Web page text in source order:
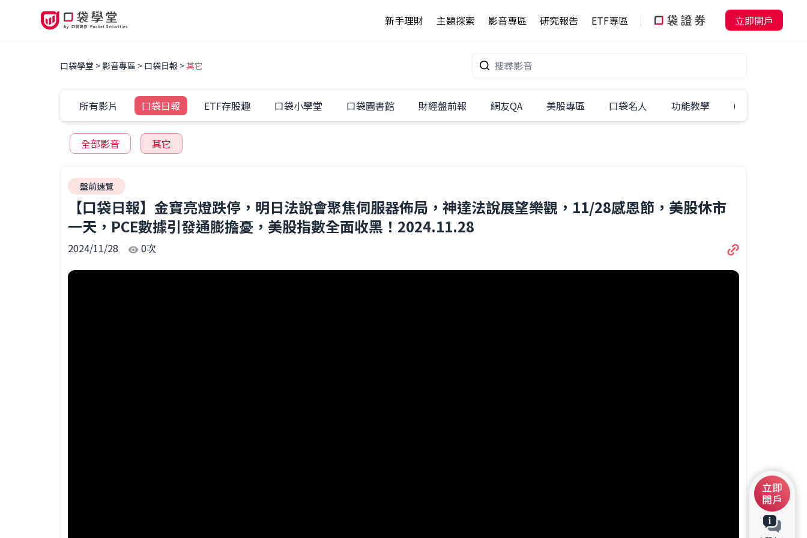
新手理財 主題探索 影音專區 研究報告 ETF專區 立即開戶
口袋學堂 影音專區 口袋日報 其它
所有影片 口袋日報 ETF存股趣 口袋小學堂 口袋圖書館 財經盤前報 網友QA 美股專區 口袋名人 功能教學 60秒學一招
全部影音 其它
盤前速覽
【口袋日報】金寶亮燈跌停，明日法說會聚焦伺服器佈局，神達法說展望樂觀，11/28感恩節，美股休市
一天，PCE數據引發通膨擔憂，美股指數全面收黑！2024.11.28
2024/11/28 0次